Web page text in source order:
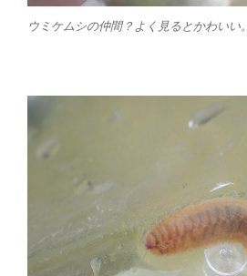
ウミケムシの仲間？よく見るとかわいい。